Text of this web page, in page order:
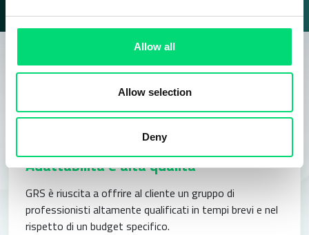
Allow all
Allow selection
Deny
Perché hanno scelto GRS?​
Adattabilità e alta qualità​
GRS è riuscita a offrire al cliente un gruppo di
professionisti altamente qualificati in tempi brevi e nel
rispetto di un budget specifico.